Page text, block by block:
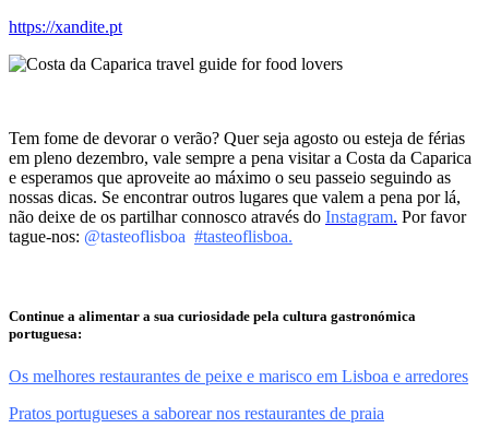
https://xandite.pt
Tem fome de devorar o verão? Quer seja agosto ou esteja de férias
em pleno dezembro, vale sempre a pena visitar a Costa da Caparica
e esperamos que aproveite ao máximo o seu passeio seguindo as
nossas dicas. Se encontrar outros lugares que valem a pena por lá,
não deixe de os partilhar connosco através do Instagram. Por favor
tague-nos: @tasteoflisboa #tasteoflisboa.
Continue a alimentar a sua curiosidade pela cultura gastronómica
portuguesa:
Os melhores restaurantes de peixe e marisco em Lisboa e arredores
Pratos portugueses a saborear nos restaurantes de praia